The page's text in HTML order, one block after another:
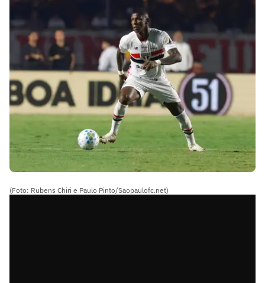
(Foto: Rubens Chiri e Paulo Pinto/Saopaulofc.net)